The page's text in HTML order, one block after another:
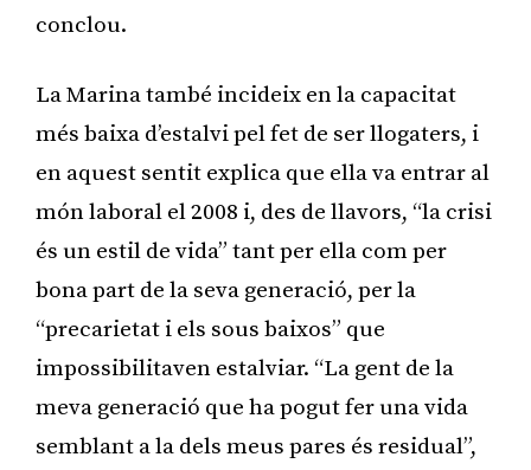
conclou.
La Marina també incideix en la capacitat
més baixa d’estalvi pel fet de ser llogaters, i
en aquest sentit explica que ella va entrar al
món laboral el 2008 i, des de llavors, “la crisi
és un estil de vida” tant per ella com per
bona part de la seva generació, per la
“precarietat i els sous baixos” que
impossibilitaven estalviar. “La gent de la
meva generació que ha pogut fer una vida
semblant a la dels meus pares és residual”,